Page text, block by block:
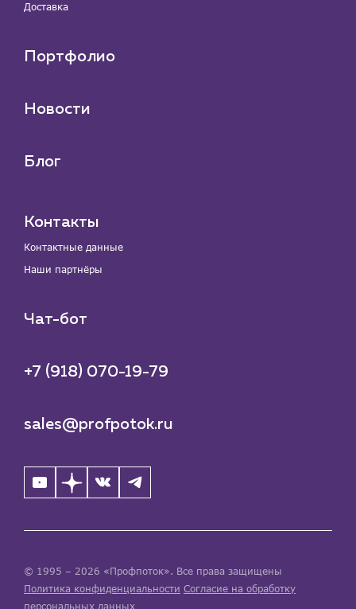
Доставка
Портфолио
Новости
Блог
Контакты
Контактные данные
Наши партнёры
Чат-бот
+7 (918) 070-19-79
sales@profpotok.ru
© 1995 – 2026 «Профпоток». Все права защищены
Политика конфиденциальности Согласие на обработку
персональных данных